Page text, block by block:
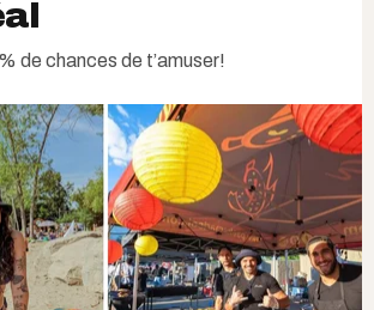
de chances de t’amuser!